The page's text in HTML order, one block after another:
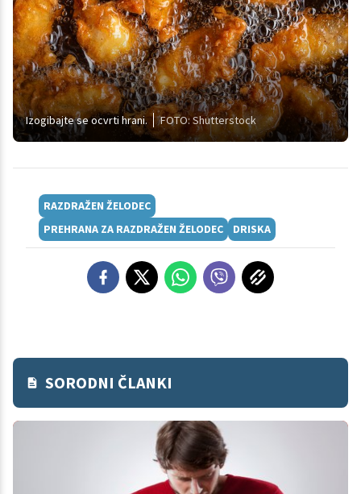
Izogibajte se ocvrti hrani. FOTO: Shutterstock
RAZDRAŽEN ŽELODEC
PREHRANA ZA RAZDRAŽEN ŽELODEC
DRISKA
SORODNI ČLANKI